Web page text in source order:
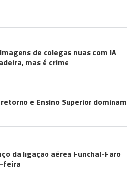
de colegas nuas com IA
mas é crime
e Ensino Superior dominam
da ligação aérea Funchal-Faro
feira